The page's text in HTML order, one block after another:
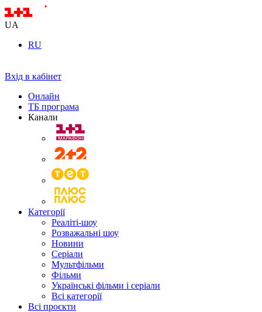
UA
RU
Вхід в кабінет
Онлайн
ТБ програма
Канали
Категорії
Реаліті-шоу
Розважальні шоу
Новини
Серіали
Мультфільми
Фільми
Українські фільми і серіали
Всі категорії
Всі проєкти